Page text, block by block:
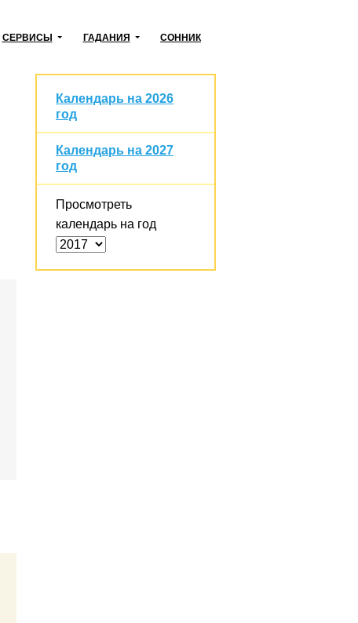
СЕРВИСЫ ГАДАНИЯ СОННИК
Календарь на 2026
год
Календарь на 2027
год
Просмотреть
календарь на год